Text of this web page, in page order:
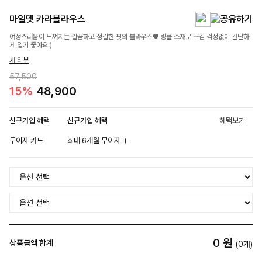
마일뎃 카라블라우스
여성스러움이 느껴지는 깔끔하고 정갈한 핏의 블라우스♥ 링클 소재로 구김 걱정없이 간단하
게 입기 좋아요:)
개 리뷰
57,500
15% 48,900
신규가입 혜택 신규가입 혜택 혜택보기
무이자 카드 최대 6개월 무이자
상품금액 합계 0 원 (0개)